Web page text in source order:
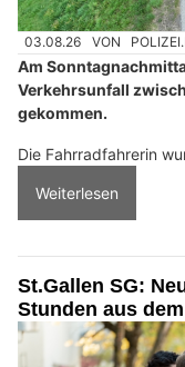
03.08.26 VON
Am
Verkehrsunfall
gekommen.
Die Fahrradfahrerin
Weiterlesen
St.Gallen SG:
Stunden aus